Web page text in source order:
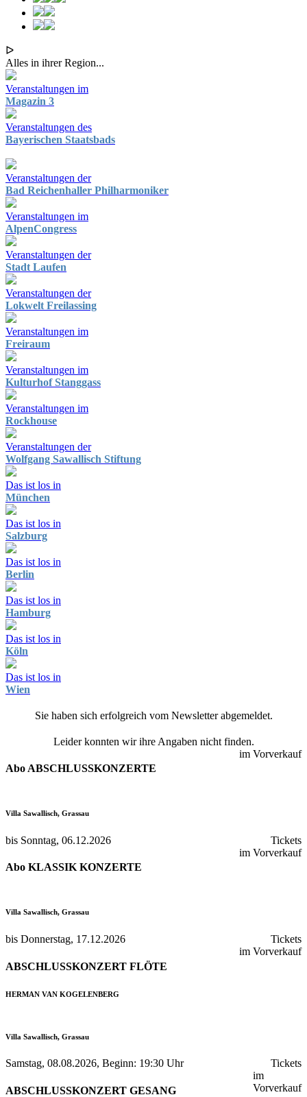
ᐅ
Alles in ihrer Region...
Veranstaltungen im
Magazin 3
Veranstaltungen des
Bayerischen Staatsbads
Veranstaltungen der
Bad Reichenhaller Philharmoniker
Veranstaltungen im
AlpenCongress
Veranstaltungen der
Stadt Laufen
Veranstaltungen der
Lokwelt Freilassing
Veranstaltungen im
Freiraum
Veranstaltungen im
Kulturhof Stanggass
Veranstaltungen im
Rockhouse
Veranstaltungen der
Wolfgang Sawallisch Stiftung
Das ist los in
München
Das ist los in
Salzburg
Das ist los in
Berlin
Das ist los in
Hamburg
Das ist los in
Köln
Das ist los in
Wien
Sie haben sich erfolgreich vom Newsletter abgemeldet.
Leider konnten wir ihre Angaben nicht finden.
Abo ABSCHLUSSKONZERTE
im Vorverkauf
Villa Sawallisch, Grassau
bis Sonntag, 06.12.2026 Tickets
Abo KLASSIK KONZERTE
im Vorverkauf
Villa Sawallisch, Grassau
bis Donnerstag, 17.12.2026 Tickets
ABSCHLUSSKONZERT FLÖTE
HERMAN VAN KOGELENBERG
im Vorverkauf
Villa Sawallisch, Grassau
Samstag, 08.08.2026, Beginn: 19:30 Uhr Tickets
ABSCHLUSSKONZERT GESANG
im
Vorverkauf